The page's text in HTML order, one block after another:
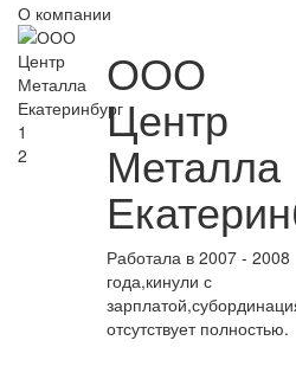
О компании
1
2
ООО
Центр
Металла
Работала в 2007 - 2008
года,кинули с
отсутствует полностью.